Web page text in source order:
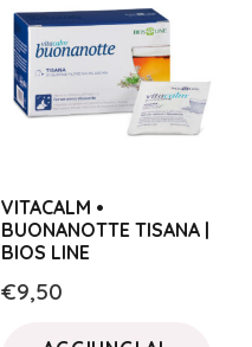
VITACALM •
BUONANOTTE TISANA |
BIOS LINE
€9,50